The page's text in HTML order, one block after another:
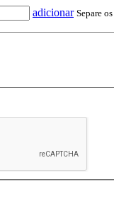
adicionar Separe